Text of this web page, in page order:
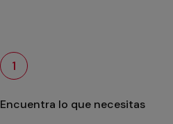
1
Encuentra lo que necesitas